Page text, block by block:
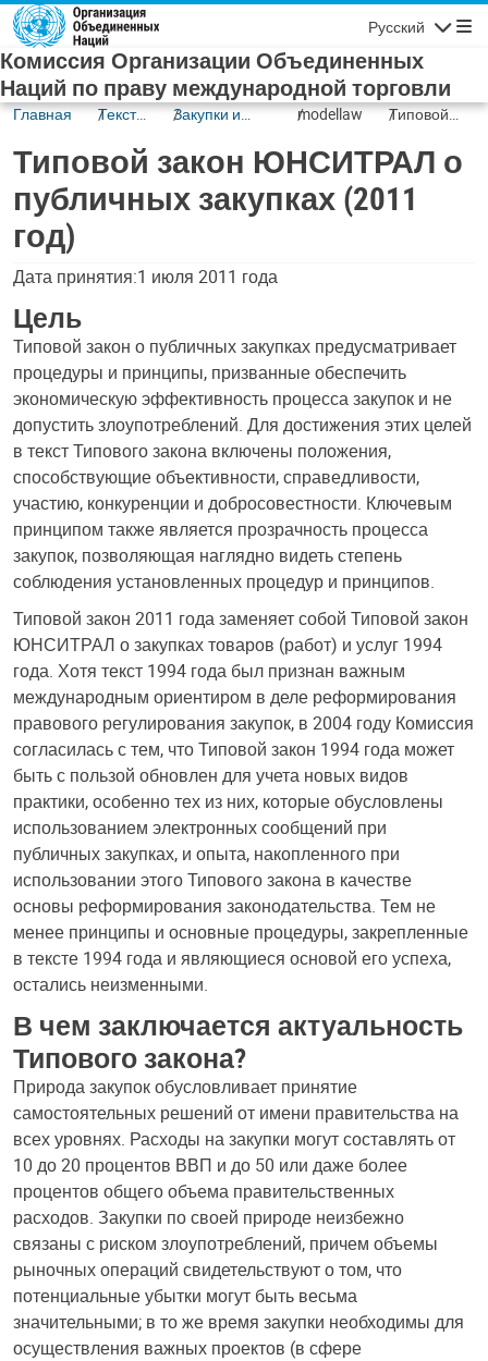
Skip to main content
Русский
Комиссия Организации Объединенных
Наций по праву международной торговли
Главная
Тексты
статус
Закупки и
частное
modellaw
Типовой
ЮНСИТРАЛ
о
публичных
Типовой закон ЮНСИТРАЛ о
публичных закупках (2011
год)
Дата принятия:1 июля 2011 года
Цель
Типовой закон о публичных закупках предусматривает
процедуры и принципы, призванные обеспечить
экономическую эффективность процесса закупок и не
допустить злоупотреблений. Для достижения этих целей
в текст Типового закона включены положения,
способствующие объективности, справедливости,
участию, конкуренции и добросовестности. Ключевым
принципом также является прозрачность процесса
закупок, позволяющая наглядно видеть степень
соблюдения установленных процедур и принципов.
Типовой закон 2011 года заменяет собой Типовой закон
ЮНСИТРАЛ о закупках товаров (работ) и услуг 1994
года. Хотя текст 1994 года был признан важным
международным ориентиром в деле реформирования
правового регулирования закупок, в 2004 году Комиссия
согласилась с тем, что Типовой закон 1994 года может
быть с пользой обновлен для учета новых видов
практики, особенно тех из них, которые обусловлены
использованием электронных сообщений при
публичных закупках, и опыта, накопленного при
использовании этого Типового закона в качестве
основы реформирования законодательства. Тем не
менее принципы и основные процедуры, закрепленные
в тексте 1994 года и являющиеся основой его успеха,
остались неизменными.
В чем заключается актуальность
Типового закона?
Природа закупок обусловливает принятие
самостоятельных решений от имени правительства на
всех уровнях. Расходы на закупки могут составлять от
10 до 20 процентов ВВП и до 50 или даже более
процентов общего объема правительственных
расходов. Закупки по своей природе неизбежно
связаны с риском злоупотреблений, причем объемы
рыночных операций свидетельствуют о том, что
потенциальные убытки могут быть весьма
значительными; в то же время закупки необходимы для
осуществления важных проектов (в сфере